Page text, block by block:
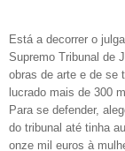
Está a decorrer o
Supremo Tribunal de
obras de arte e de se
lucrado mais de 300
Para se defender,
do tribunal até tinha
onze mil euros à